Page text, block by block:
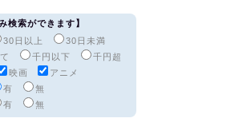
検索ができます】
30日以上 30日未満
千円以下 千円超
映画 アニメ
有 無
有 無